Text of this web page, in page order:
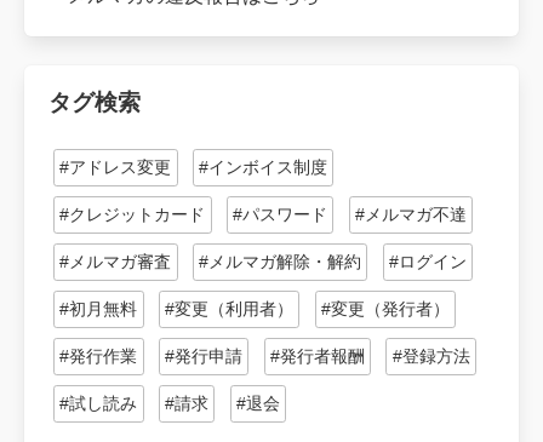
タグ検索
#アドレス変更 #インボイス制度
#クレジットカード #パスワード #メルマガ不達
#メルマガ審査 #メルマガ解除・解約 #ログイン
#初月無料 #変更（利用者） #変更（発行者）
#発行作業 #発行申請 #発行者報酬 #登録方法
#試し読み #請求 #退会